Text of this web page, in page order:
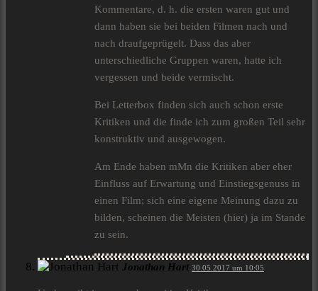
Kommentare, d. h. die ersten waren gut und
dann haben sie bei beiden Filmen nach und
nach draufgeprügelt. Dass das aber
unterschiedliche Gruppen waren, hatte ich
vergessen und beide vermischt.
Bei Letterbox finden sich auch schon erste
Kritiken und die finde ich zum großen Teil sehr
konstruktiv und ausgewogen.
Am Ende haben mMn die Kritiken aber eher
Einfluss auf Erwartung und Einstiegsgenuss in
einen Film; sich eine eigene Meinung dazu zu
bilden, scheinen die Meisten (hier) ja im Stande
zu sein.
Jonathan Hart 30.05.2017 um 10:05